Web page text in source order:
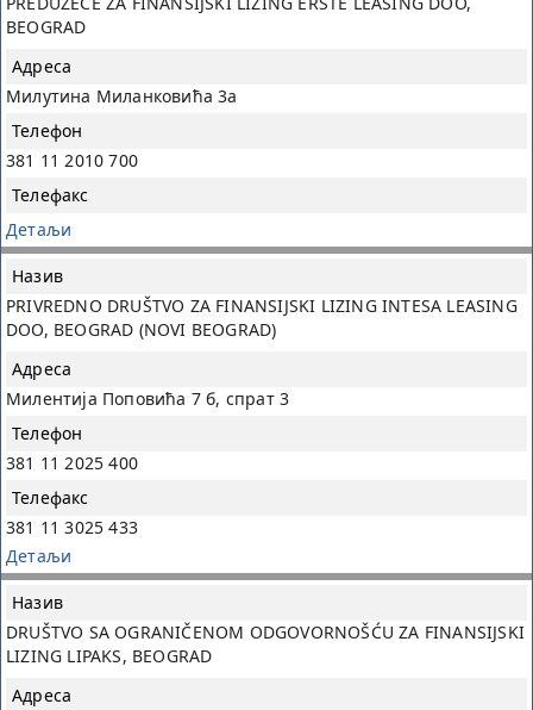
BEOGRAD
Милутина Миланковића 3a
381 11 2010 700
Детаљи
PRIVREDNO DRUŠTVO ZA FINANSIJSKI LIZING INTESA LEASING
DOO, BEOGRAD (NOVI BEOGRAD)
Милентија Поповића 7 б, спрат 3
381 11 2025 400
381 11 3025 433
Детаљи
DRUŠTVO SA OGRANIČENOM ODGOVORNOŠĆU ZA FINANSIJSKI
LIZING LIPAKS, BEOGRAD